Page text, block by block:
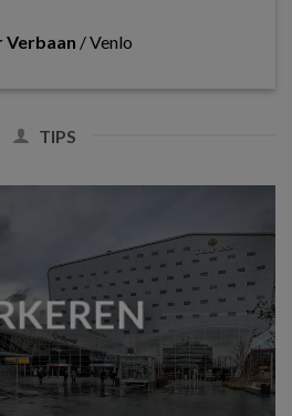
Verbaan /Venlo
TIPS